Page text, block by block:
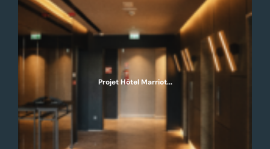
Projet Hôtel Marriot...